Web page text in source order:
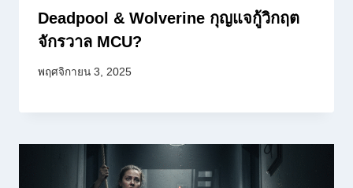
Deadpool & Wolverine กุญแจกู้วิกฤต
จักรวาล MCU?
พฤศจิกายน 3, 2025